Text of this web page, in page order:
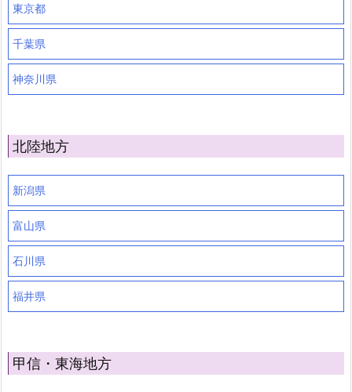
東京都
千葉県
神奈川県
北陸地方
新潟県
富山県
石川県
福井県
甲信・東海地方